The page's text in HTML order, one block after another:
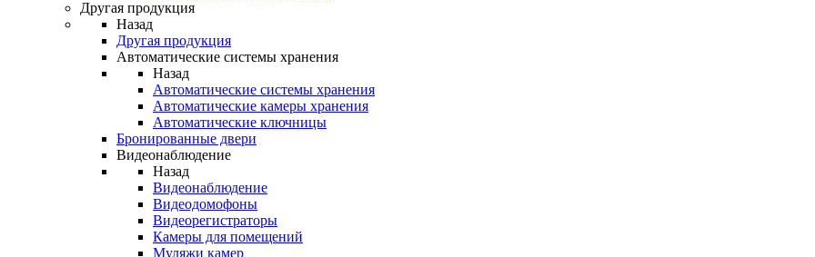
Другая продукция
Назад
Другая продукция
Автоматические системы хранения
Назад
Автоматические системы хранения
Автоматические камеры хранения
Автоматические ключницы
Бронированные двери
Видеонаблюдение
Назад
Видеонаблюдение
Видеодомофоны
Видеорегистраторы
Камеры для помещений
Муляжи камер